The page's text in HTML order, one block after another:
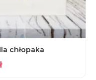
chłopaka